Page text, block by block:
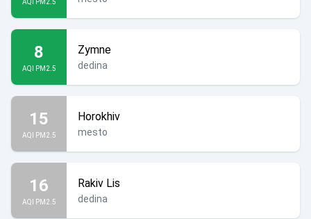
8
AQI PM2.5
Zymne
dedina
15
AQI PM2.5
Horokhiv
mesto
16
AQI PM2.5
Rakiv Lis
dedina